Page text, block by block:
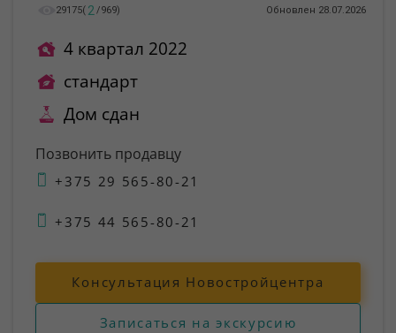
29175( 2 /969) Обновлен 28.07.2026
4 квартал 2022
стандарт
Дом сдан
Позвонить продавцу
+375 29 565-80-21
+375 44 565-80-21
Консультация Новостройцентра
Записаться на экскурсию